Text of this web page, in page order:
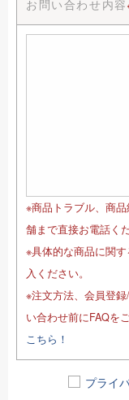
お問い合わせ内容
※商品トラブル、商
舗まで直接お電話くだ
※具体的な商品に関
入ください。
※注文方法、会員登
い合わせ前にFAQを
こちら！
プライ